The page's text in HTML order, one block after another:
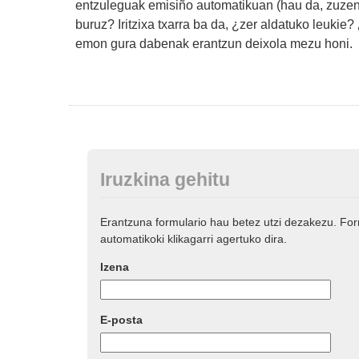
entzuleguak emisiño automatikuan (hau da,
buruz? Iritzixa txarra ba da, ¿zer aldatuko
emon gura dabenak erantzun deixola mezu honi.
Iruzkina gehitu
Erantzuna formulario hau betez utzi dezakezu.
automatikoki klikagarri agertuko dira.
Izena
E-posta